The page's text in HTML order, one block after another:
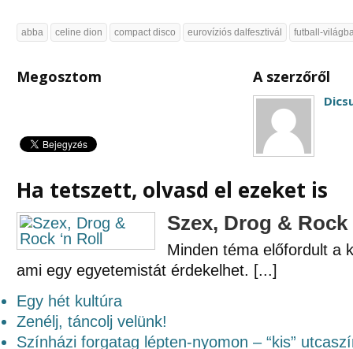
abba celine dion compact disco eurovíziós dalfesztivál futball-
Megosztom A szerzőről
Ha tetszett, olvasd el ezeket is
Szex, Drog & Rock
Minden téma előfordult a
ami egy egyetemistát érdekelhet. [...]
Egy hét kultúra
Zenélj, táncolj velünk!
Színházi forgatag lépten-nyomon – “kis”